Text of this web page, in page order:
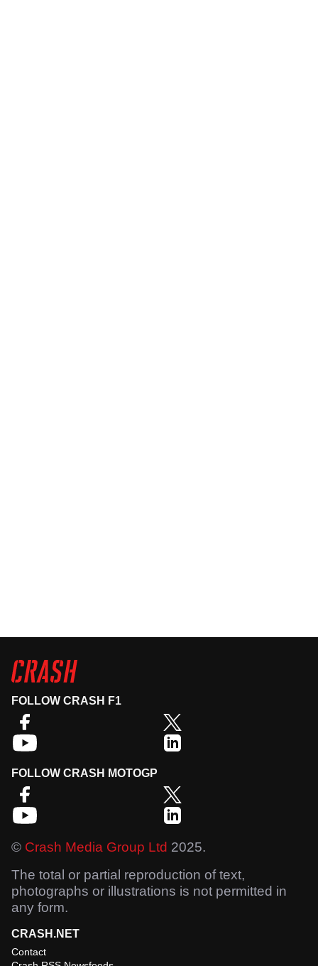
FOLLOW CRASH F1
FOLLOW CRASH MOTOGP
© Crash Media Group Ltd 2025.
The total or partial reproduction of text,
photographs or illustrations is not permitted in
any form.
CRASH.NET
Contact